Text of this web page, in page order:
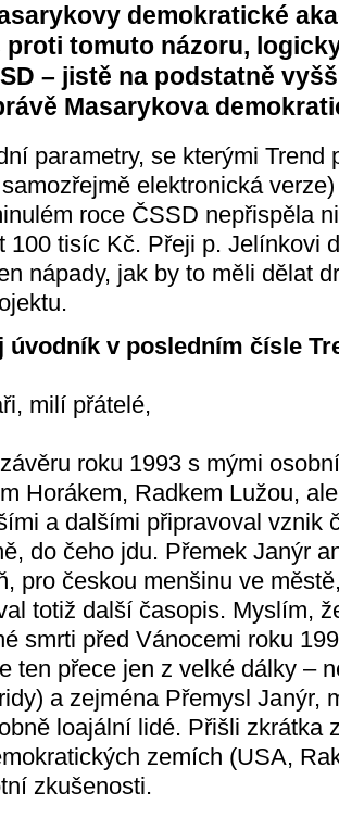
demokratické
proti tomuto názoru,
– jistě na podstatně
Masarykova
parametry, se kterými Trend
elektronická
roce ČSSD nepřispěla
100 tisíc Kč. Přeji p. Jelínkovi
nápady, jak by to měli dělat
úvodník v posledním čísle
milí přátelé,
roku 1993 s mými
Horákem, Radkem Lužou,
a dalšími připravoval vznik
do čeho jdu. Přemek Janýr
pro českou menšinu ve
totiž další časopis. Myslím,
smrti před Vánocemi roku
ten přece jen z velké dálky –
a zejména Přemysl Janýr,
loajální lidé. Přišli zkrátka
zemích (USA,
zkušenosti.